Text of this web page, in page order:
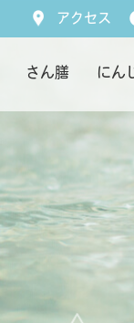
アクセス
さん膳 にん